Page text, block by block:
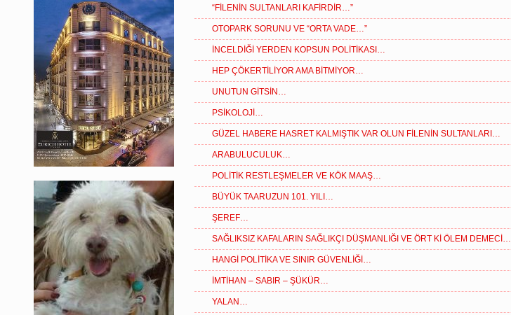
“FİLENİN SULTANLARI KAFİRDİR…”
OTOPARK SORUNU VE “ORTA VADE…”
İNCELDİĞİ YERDEN KOPSUN POLİTİKASI…
HEP ÇÖKERTİLİYOR AMA BİTMİYOR…
UNUTUN GİTSİN…
PSİKOLOJİ…
GÜZEL HABERE HASRET KALMIŞTIK VAR OLUN FİLENİN SULTANLARI…
ARABULUCULUK…
POLİTİK RESTLEŞMELER VE KÖK MAAŞ…
BÜYÜK TAARUZUN 101. YILI…
ŞEREF…
SAĞLIKSIZ KAFALARIN SAĞLIKÇI DÜŞMANLIĞI VE ÖRT Kİ ÖLEM DEMECİ…
HANGİ POLİTİKA VE SINIR GÜVENLİĞİ…
İMTİHAN – SABIR – ŞÜKÜR…
YALAN…